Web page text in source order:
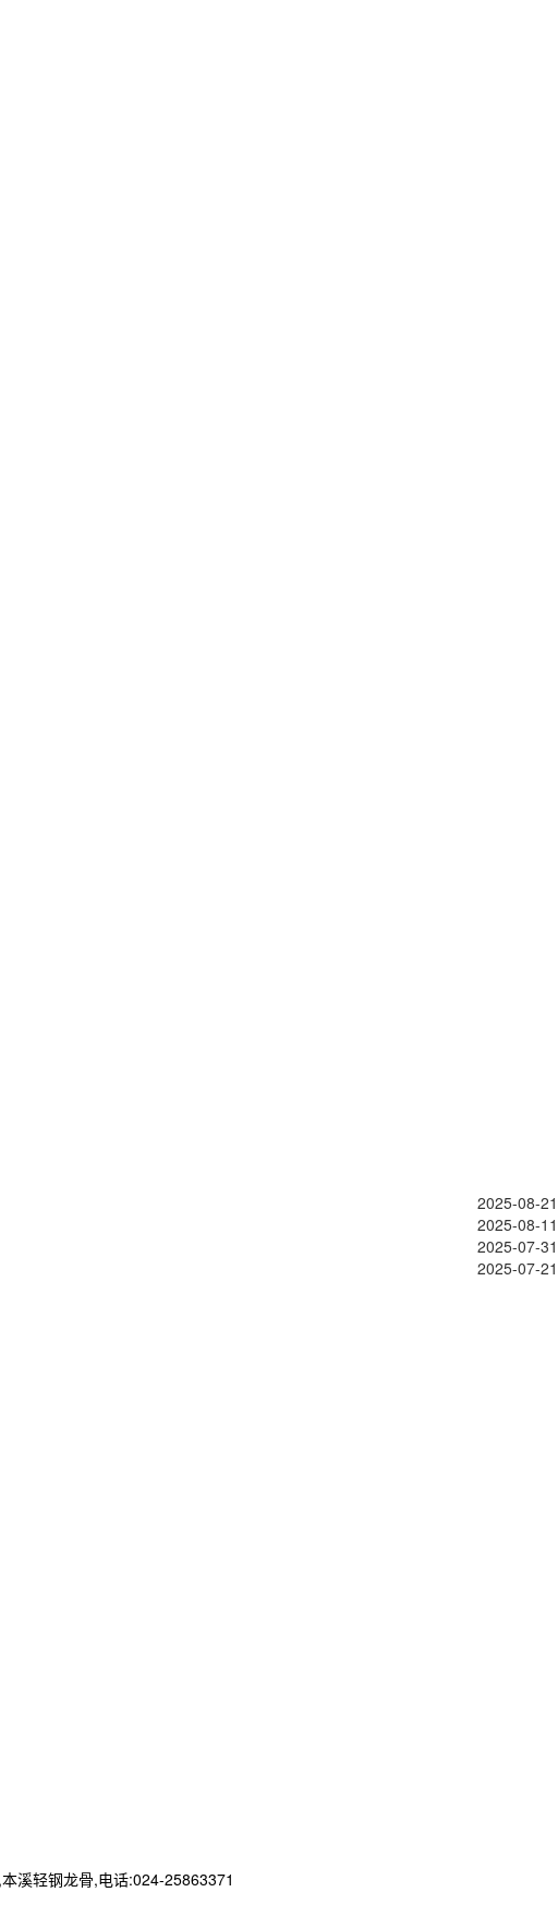
2025-08-21
2025-08-11
2025-07-31
2025-07-21
溪轻钢龙骨,电话:024-25863371